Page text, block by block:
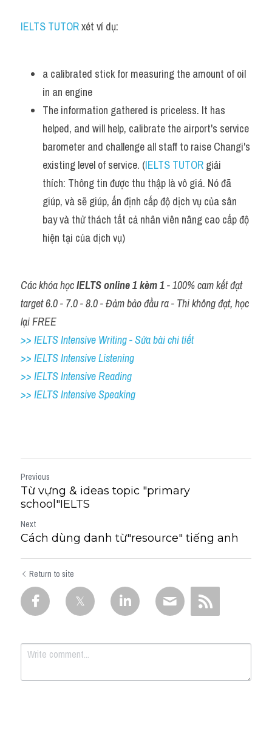
IELTS TUTOR xét ví dụ:
a calibrated stick for measuring the amount of oil
in an engine
The information gathered is priceless. It has
helped, and will help, calibrate the airport's service
barometer and challenge all staff to raise Changi's
existing level of service. (IELTS TUTOR giải
thích: Thông tin được thu thập là vô giá. Nó đã
giúp, và sẽ giúp, ấn định cấp độ dịch vụ của sân
bay và thử thách tất cả nhân viên nâng cao cấp độ
hiện tại của dịch vụ)
Các khóa học IELTS online 1 kèm 1 - 100% cam kết đạt
target 6.0 - 7.0 - 8.0 - Đảm bảo đầu ra - Thi không đạt, học
lại FREE
>> IELTS Intensive Writing - Sửa bài chi tiết
>> IELTS Intensive Listening
>> IELTS Intensive Reading
>> IELTS Intensive Speaking
Previous
Từ vựng & ideas topic "primary
school"IELTS
Next
Cách dùng danh từ"resource" tiếng anh
Return to site